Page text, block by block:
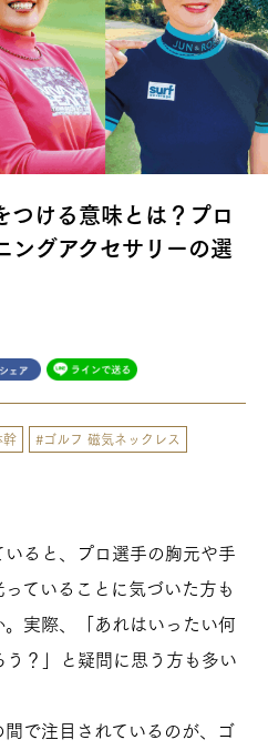
ス通信
JP EN
つける意味とは？プロ
ングアクセサリーの選
#ゴルフ 磁気ネックレス
ると、プロ選手の胸元や手
ていることに気づいた方も
実際、「あれはいったい何
？」と疑問に思う方も多い
で注目されているのが、ゴ